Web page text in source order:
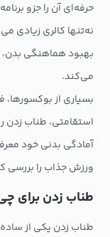
حرفه‌ای آن را جزو
نه‌تنها کالری زیادی
بهبود هماهنگی
می‌کند.
بسیاری از
استقامتی، طناب زدن
آمادگی بدنی خود
ورزش جذاب را بررسی
طناب زدن برای
طناب زدن یکی از